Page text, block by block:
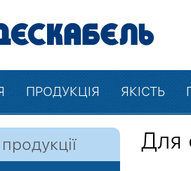
ПРОДУКЦІЯ ЯКІСТЬ
Для